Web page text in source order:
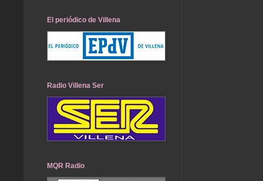
El periódico de Villena
Radio Villena Ser
MQR Radio